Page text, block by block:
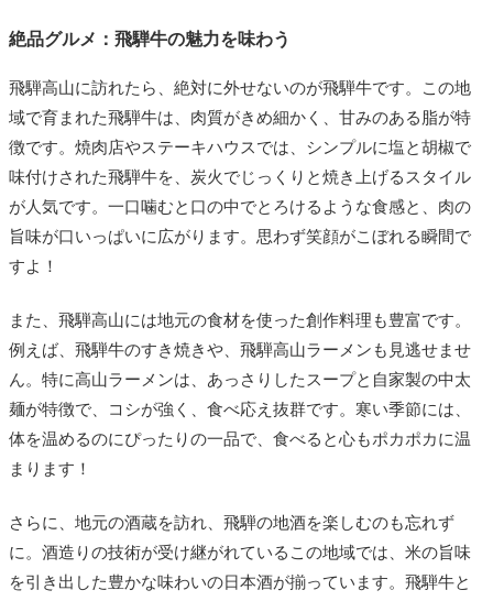
絶品グルメ：飛騨牛の魅力を味わう
飛騨高山に訪れたら、絶対に外せないのが飛騨牛です。この地
域で育まれた飛騨牛は、肉質がきめ細かく、甘みのある脂が特
徴です。焼肉店やステーキハウスでは、シンプルに塩と胡椒で
味付けされた飛騨牛を、炭火でじっくりと焼き上げるスタイル
が人気です。一口噛むと口の中でとろけるような食感と、肉の
旨味が口いっぱいに広がります。思わず笑顔がこぼれる瞬間で
すよ！
また、飛騨高山には地元の食材を使った創作料理も豊富です。
例えば、飛騨牛のすき焼きや、飛騨高山ラーメンも見逃せませ
ん。特に高山ラーメンは、あっさりしたスープと自家製の中太
麺が特徴で、コシが強く、食べ応え抜群です。寒い季節には、
体を温めるのにぴったりの一品で、食べると心もポカポカに温
まります！
さらに、地元の酒蔵を訪れ、飛騨の地酒を楽しむのも忘れず
に。酒造りの技術が受け継がれているこの地域では、米の旨味
を引き出した豊かな味わいの日本酒が揃っています。飛騨牛と